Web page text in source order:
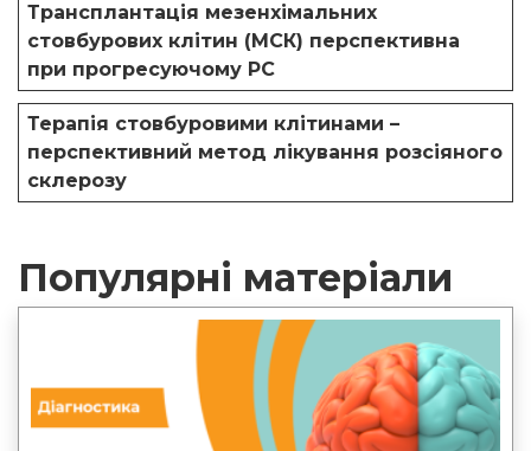
Трансплантація мезенхімальних
стовбурових клітин (МСК) перспективна
при прогресуючому РС
Терапія стовбуровими клітинами –
перспективний метод лікування розсіяного
склерозу
Популярні матеріали